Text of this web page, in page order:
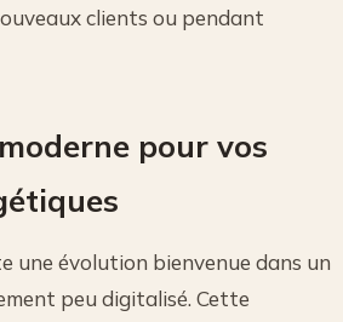
clients ou pendant
pour vos
une évolution bienvenue dans un
peu digitalisé. Cette